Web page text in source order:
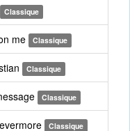
Classique
me Classique
Classique
Classique
Classique